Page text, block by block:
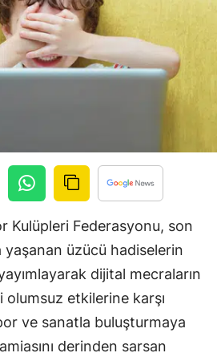
Edirne
Elazığ
Eskişehir
Gaziantep
Giresun
Gümüşhane
Hakkari
Hatay
Isparta
Kulüpleri Federasyonu, son
üzücü hadiselerin
dijital mecraların
etkilerine karşı
ve sanatla buluşturmaya
derinden sarsan